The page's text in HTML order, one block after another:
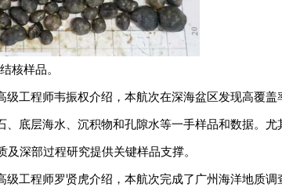
核样品。
工程师韦振权介绍，本航次在深海盆区发现高覆盖
底层海水、沉积物和孔隙水等一手样品和数据。尤
深部过程研究提供关键样品支撑。
工程师罗贤虎介绍，本航次完成了广州海洋地质调